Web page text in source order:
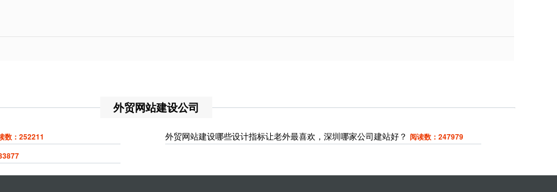
外贸网站建设公司
数：252211 外贸网站建设哪些设计指标让老外最喜欢，深圳哪家公司建站好？ 阅读数：247979